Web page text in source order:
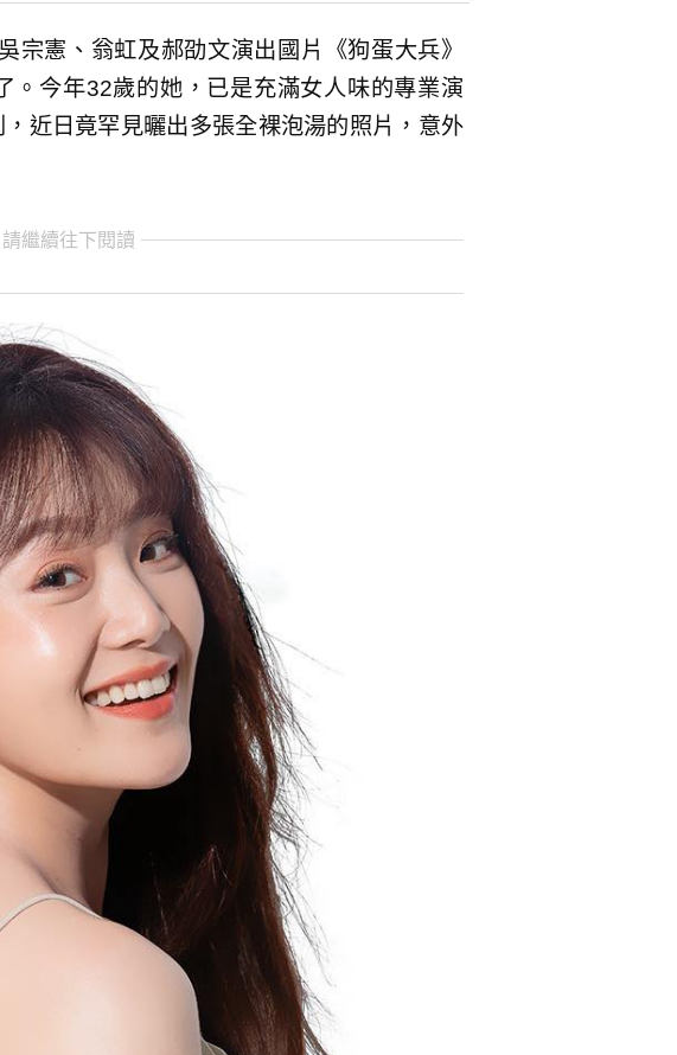
憲、翁虹及郝劭文演出國片《狗蛋大兵》
。今年32歲的她，已是充滿女人味的專業演
近日竟罕見曬出多張全裸泡湯的照片，意外
繼續往下閱讀